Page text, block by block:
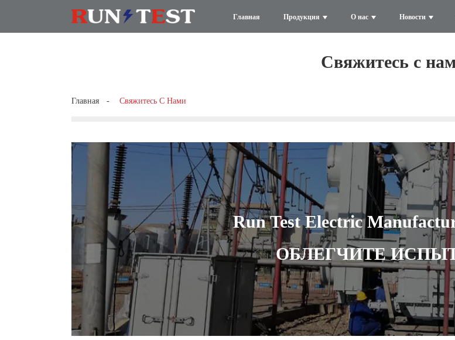
Главная Продукция О нас Новости
Свяжитесь с
Главная Свяжитесь С Нами
Run Test Electric
ОБЛЕГЧИТЕ